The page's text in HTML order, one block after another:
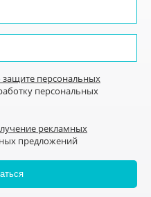
защите персональных
персональных
рекламных
предложений